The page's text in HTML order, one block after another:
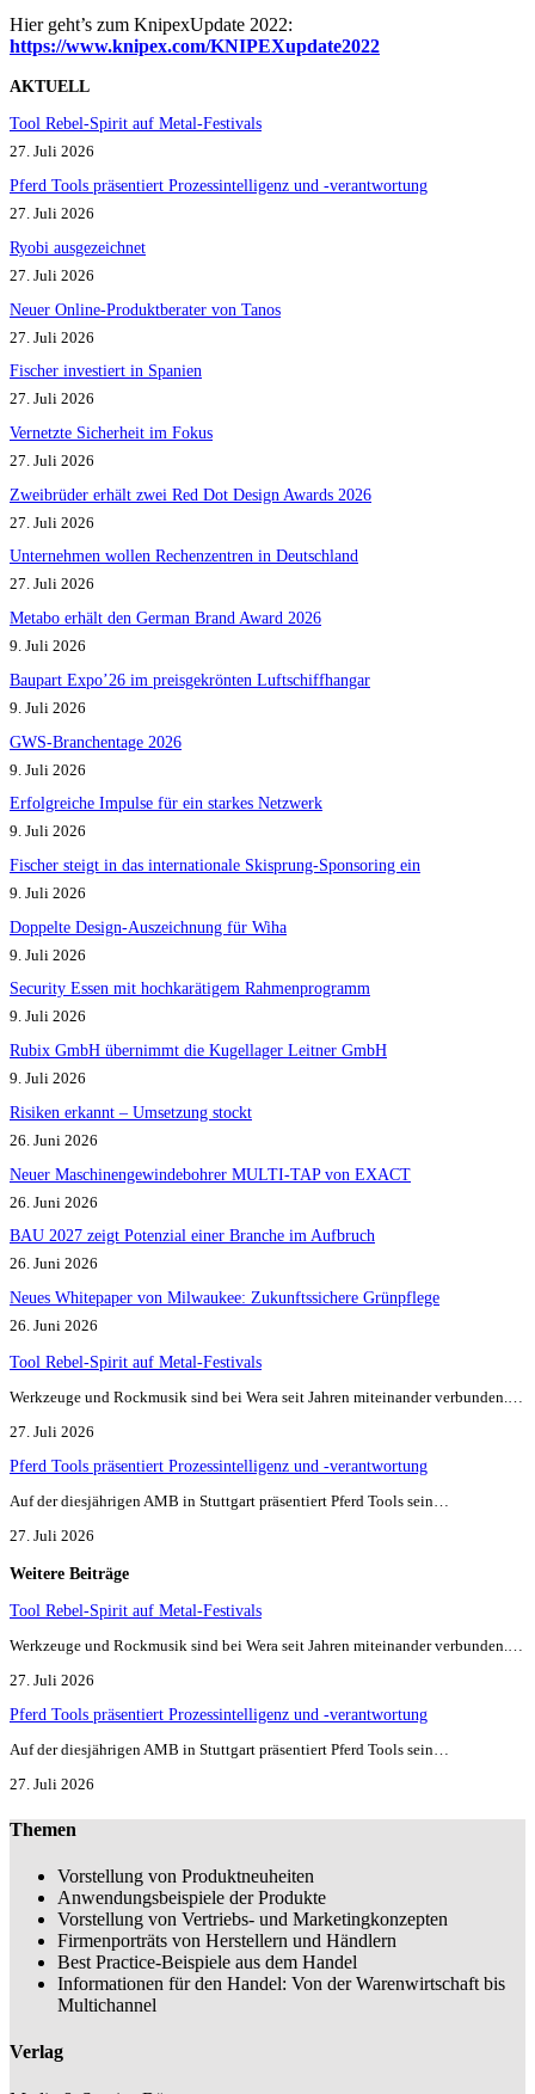
Hier geht’s zum KnipexUpdate 2022:
https://www.knipex.com/KNIPEXupdate2022
AKTUELL
Tool Rebel-Spirit auf Metal-Festivals
27. Juli 2026
Pferd Tools präsentiert Prozessintelligenz und -verantwortung
27. Juli 2026
Ryobi ausgezeichnet
27. Juli 2026
Neuer Online-Produktberater von Tanos
27. Juli 2026
Fischer investiert in Spanien
27. Juli 2026
Vernetzte Sicherheit im Fokus
27. Juli 2026
Zweibrüder erhält zwei Red Dot Design Awards 2026
27. Juli 2026
Unternehmen wollen Rechenzentren in Deutschland
27. Juli 2026
Metabo erhält den German Brand Award 2026
9. Juli 2026
Baupart Expo’26 im preisgekrönten Luftschiffhangar
9. Juli 2026
GWS-Branchentage 2026
9. Juli 2026
Erfolgreiche Impulse für ein starkes Netzwerk
9. Juli 2026
Fischer steigt in das internationale Skisprung-Sponsoring ein
9. Juli 2026
Doppelte Design-Auszeichnung für Wiha
9. Juli 2026
Security Essen mit hochkarätigem Rahmenprogramm
9. Juli 2026
Rubix GmbH übernimmt die Kugellager Leitner GmbH
9. Juli 2026
Risiken erkannt – Umsetzung stockt
26. Juni 2026
Neuer Maschinengewindebohrer MULTI-TAP von EXACT
26. Juni 2026
BAU 2027 zeigt Potenzial einer Branche im Aufbruch​
26. Juni 2026
Neues Whitepaper von Milwaukee: Zukunftssichere Grünpflege
26. Juni 2026
Tool Rebel-Spirit auf Metal-Festivals
Werkzeuge und Rockmusik sind bei Wera seit Jahren miteinander verbunden.…
27. Juli 2026
Pferd Tools präsentiert Prozessintelligenz und -verantwortung
Auf der diesjährigen AMB in Stuttgart präsentiert Pferd Tools sein…
27. Juli 2026
Weitere Beiträge
Tool Rebel-Spirit auf Metal-Festivals
Werkzeuge und Rockmusik sind bei Wera seit Jahren miteinander verbunden.…
27. Juli 2026
Pferd Tools präsentiert Prozessintelligenz und -verantwortung
Auf der diesjährigen AMB in Stuttgart präsentiert Pferd Tools sein…
27. Juli 2026
Themen
Vorstellung von Produktneuheiten
Anwendungsbeispiele der Produkte
Vorstellung von Vertriebs- und Marketingkonzepten
Firmenporträts von Herstellern und Händlern
Best Practice-Beispiele aus dem Handel
Informationen für den Handel: Von der Warenwirtschaft bis
Multichannel
Verlag